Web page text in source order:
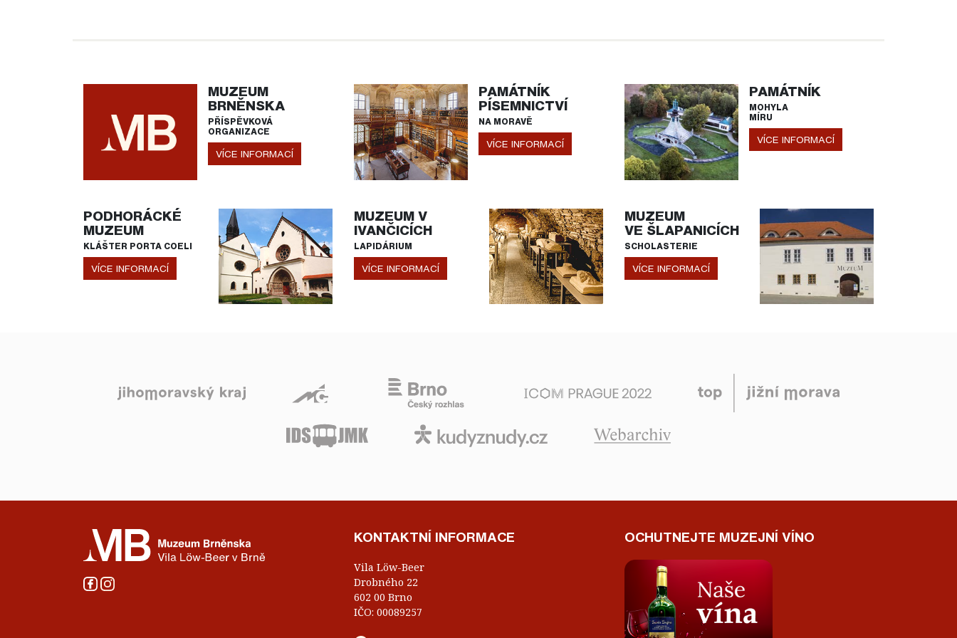
MUZEUM
BRNĚNSKA
PŘÍSPĚVKOVÁ
ORGANIZACE
VÍCE INFORMACÍ
PAMÁTNÍK
PÍSEMNICTVÍ
NA MORAVĚ
VÍCE INFORMACÍ
PAMÁTNÍK
MOHYLA
MÍRU
VÍCE INFORMACÍ
PODHORÁCKÉ
MUZEUM
KLÁŠTER PORTA COELI
VÍCE INFORMACÍ
MUZEUM V
IVANČICÍCH
LAPIDÁRIUM
VÍCE INFORMACÍ
MUZEUM
VE ŠLAPANICÍCH
SCHOLASTERIE
VÍCE INFORMACÍ
KONTAKTNÍ INFORMACE
Vila Löw-Beer
Drobného 22
602 00 Brno
IČO: 00089257
OCHUTNEJTE MUZEJNÍ VÍNO